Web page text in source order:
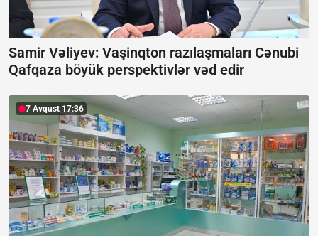
Samir Vəliyev: Vaşinqton razılaşmaları Cənubi
Qafqaza böyük perspektivlər vəd edir
7 Avqust 17:36